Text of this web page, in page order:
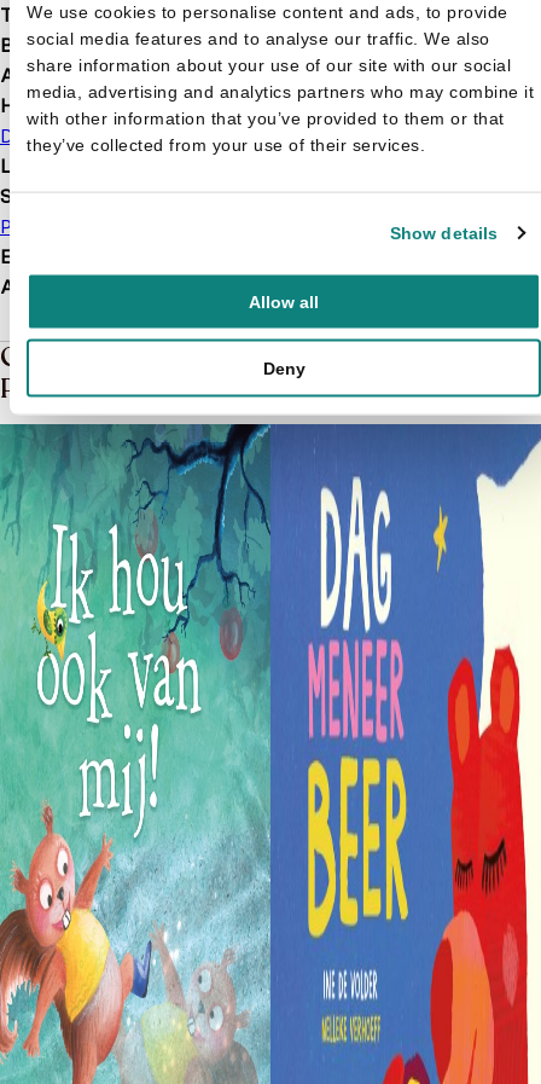
We use cookies to personalise content and ads, to provide
social media features and to analyse our traffic. We also
share information about your use of our site with our social
media, advertising and analytics partners who may combine it
with other information that you’ve provided to them or that
they’ve collected from your use of their services.
Show details
Allow all
Deny
Taalnl
BindwijzeHardcover
Aantal pagina's40
Hoofdauteur
Deborah Marcero
Leeftijd
Soort boek
Prentenboek
EAN
Afmetingen
Gerelateerde boeken in de soort:
Prentenboek